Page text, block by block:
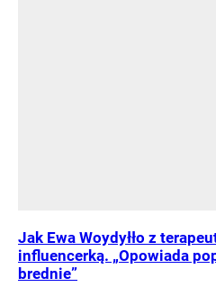
Jak Ewa Woydyłło z
influencerką. „Opowiada
brednie”